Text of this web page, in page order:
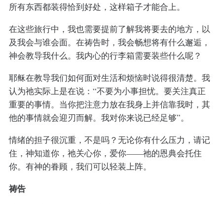
所有东西都装得恰到好处，这样箱子才能合上。
在这些旅行中，我也需要提前了解我将要去的地方，以
及我会与谁会面。在祷告时，我会畅想将有什么邂逅，
神会教导我什么。我内心的行李箱需要装些什么呢？
耶稣在教导我们如何面对生活和烦恼时说得很清楚。我
认为祂实际上是在说：“不要为小事担忧。要关注真正
重要的事情。当你把注意力放在我身上并信靠我时，其
他的事情就会迎刃而解。我对你来说已经足够”。
情绪的担子很沉重，不是吗？无论你有什么压力，请记
住，神知道你，祂关心你，爱你——祂的恩典会托住
你。有神的眷顾，我们可以轻装上阵。
祷告